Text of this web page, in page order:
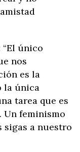
único
nos
es la
la única
tarea que es
feminismo
a nuestro